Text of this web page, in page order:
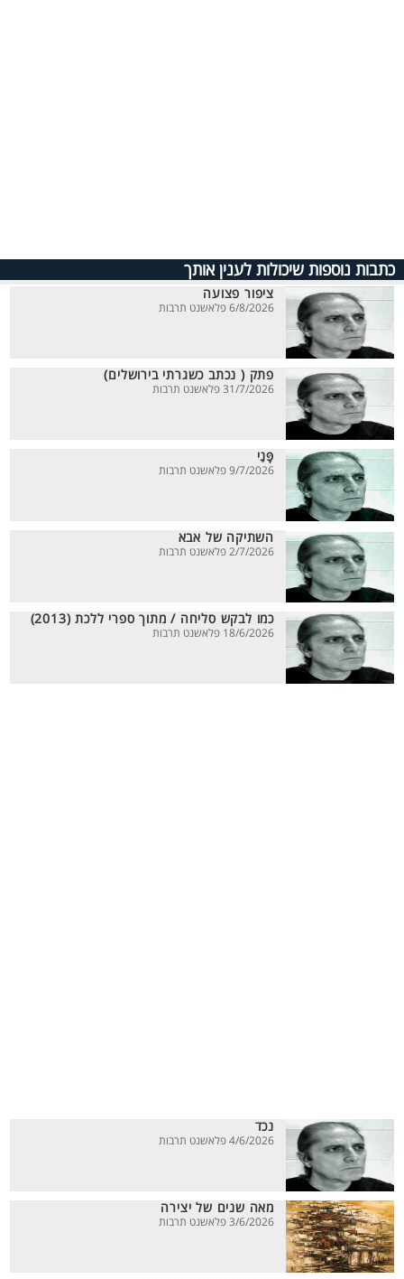
כתבות נוספות שיכולות לענין אותך
ציפור פצועה
6/8/2026 פלאשנט תרבות
פתק ( נכתב כשגרתי בירושלים)
31/7/2026 פלאשנט תרבות
פָּנַי
9/7/2026 פלאשנט תרבות
השתיקה של אבא
2/7/2026 פלאשנט תרבות
כמו לבקש סליחה / מתוך ספרי ללכת (2013)
18/6/2026 פלאשנט תרבות
נכד
4/6/2026 פלאשנט תרבות
מאה שנים של יצירה
3/6/2026 פלאשנט תרבות